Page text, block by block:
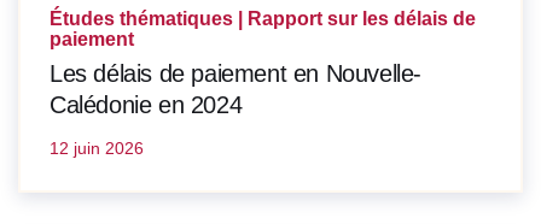
Études thématiques | Rapport sur les délais de
paiement
Les délais de paiement en Nouvelle-
Calédonie en 2024
12 juin 2026